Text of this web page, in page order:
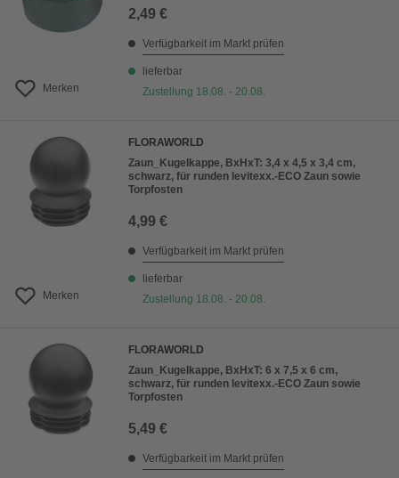
Merken
2,49 €
Verfügbarkeit im Markt prüfen
lieferbar
Zustellung 18.08. - 20.08.
Merken
FLORAWORLD
Zaun_Kugelkappe, BxHxT: 3,4 x 4,5 x 3,4 cm,
schwarz, für runden levitexx.-ECO Zaun sowie
Torpfosten
4,99 €
Verfügbarkeit im Markt prüfen
lieferbar
Zustellung 18.08. - 20.08.
FLORAWORLD
Zaun_Kugelkappe, BxHxT: 6 x 7,5 x 6 cm,
schwarz, für runden levitexx.-ECO Zaun sowie
Torpfosten
5,49 €
Verfügbarkeit im Markt prüfen